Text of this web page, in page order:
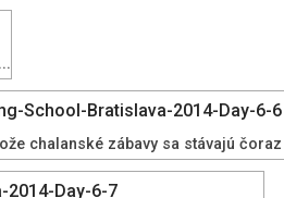
chalanské zábavy sa stávajú